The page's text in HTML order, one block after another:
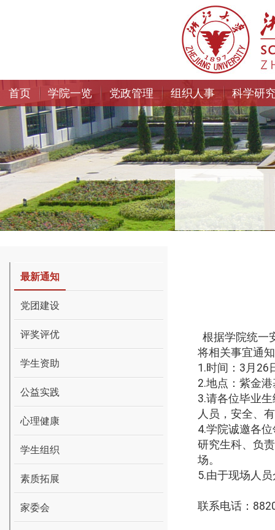
首页 学院一览 党政管理 组织人事 科学研
最新通知
党团建设
评奖评优
学生资助
公益实践
心理健康
学生组织
素质拓展
家委会
根据学院统一
将相关事宜通
1.时间： 3月 26
2.地点：紫金
3.请各位毕业
人员，安全、
4.学院诚邀各
研究生科、负
场。
5.由于现场人
联系电话：